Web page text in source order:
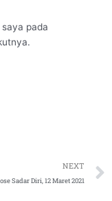
pada
NEXT
Sadar Diri, 12 Maret 2021